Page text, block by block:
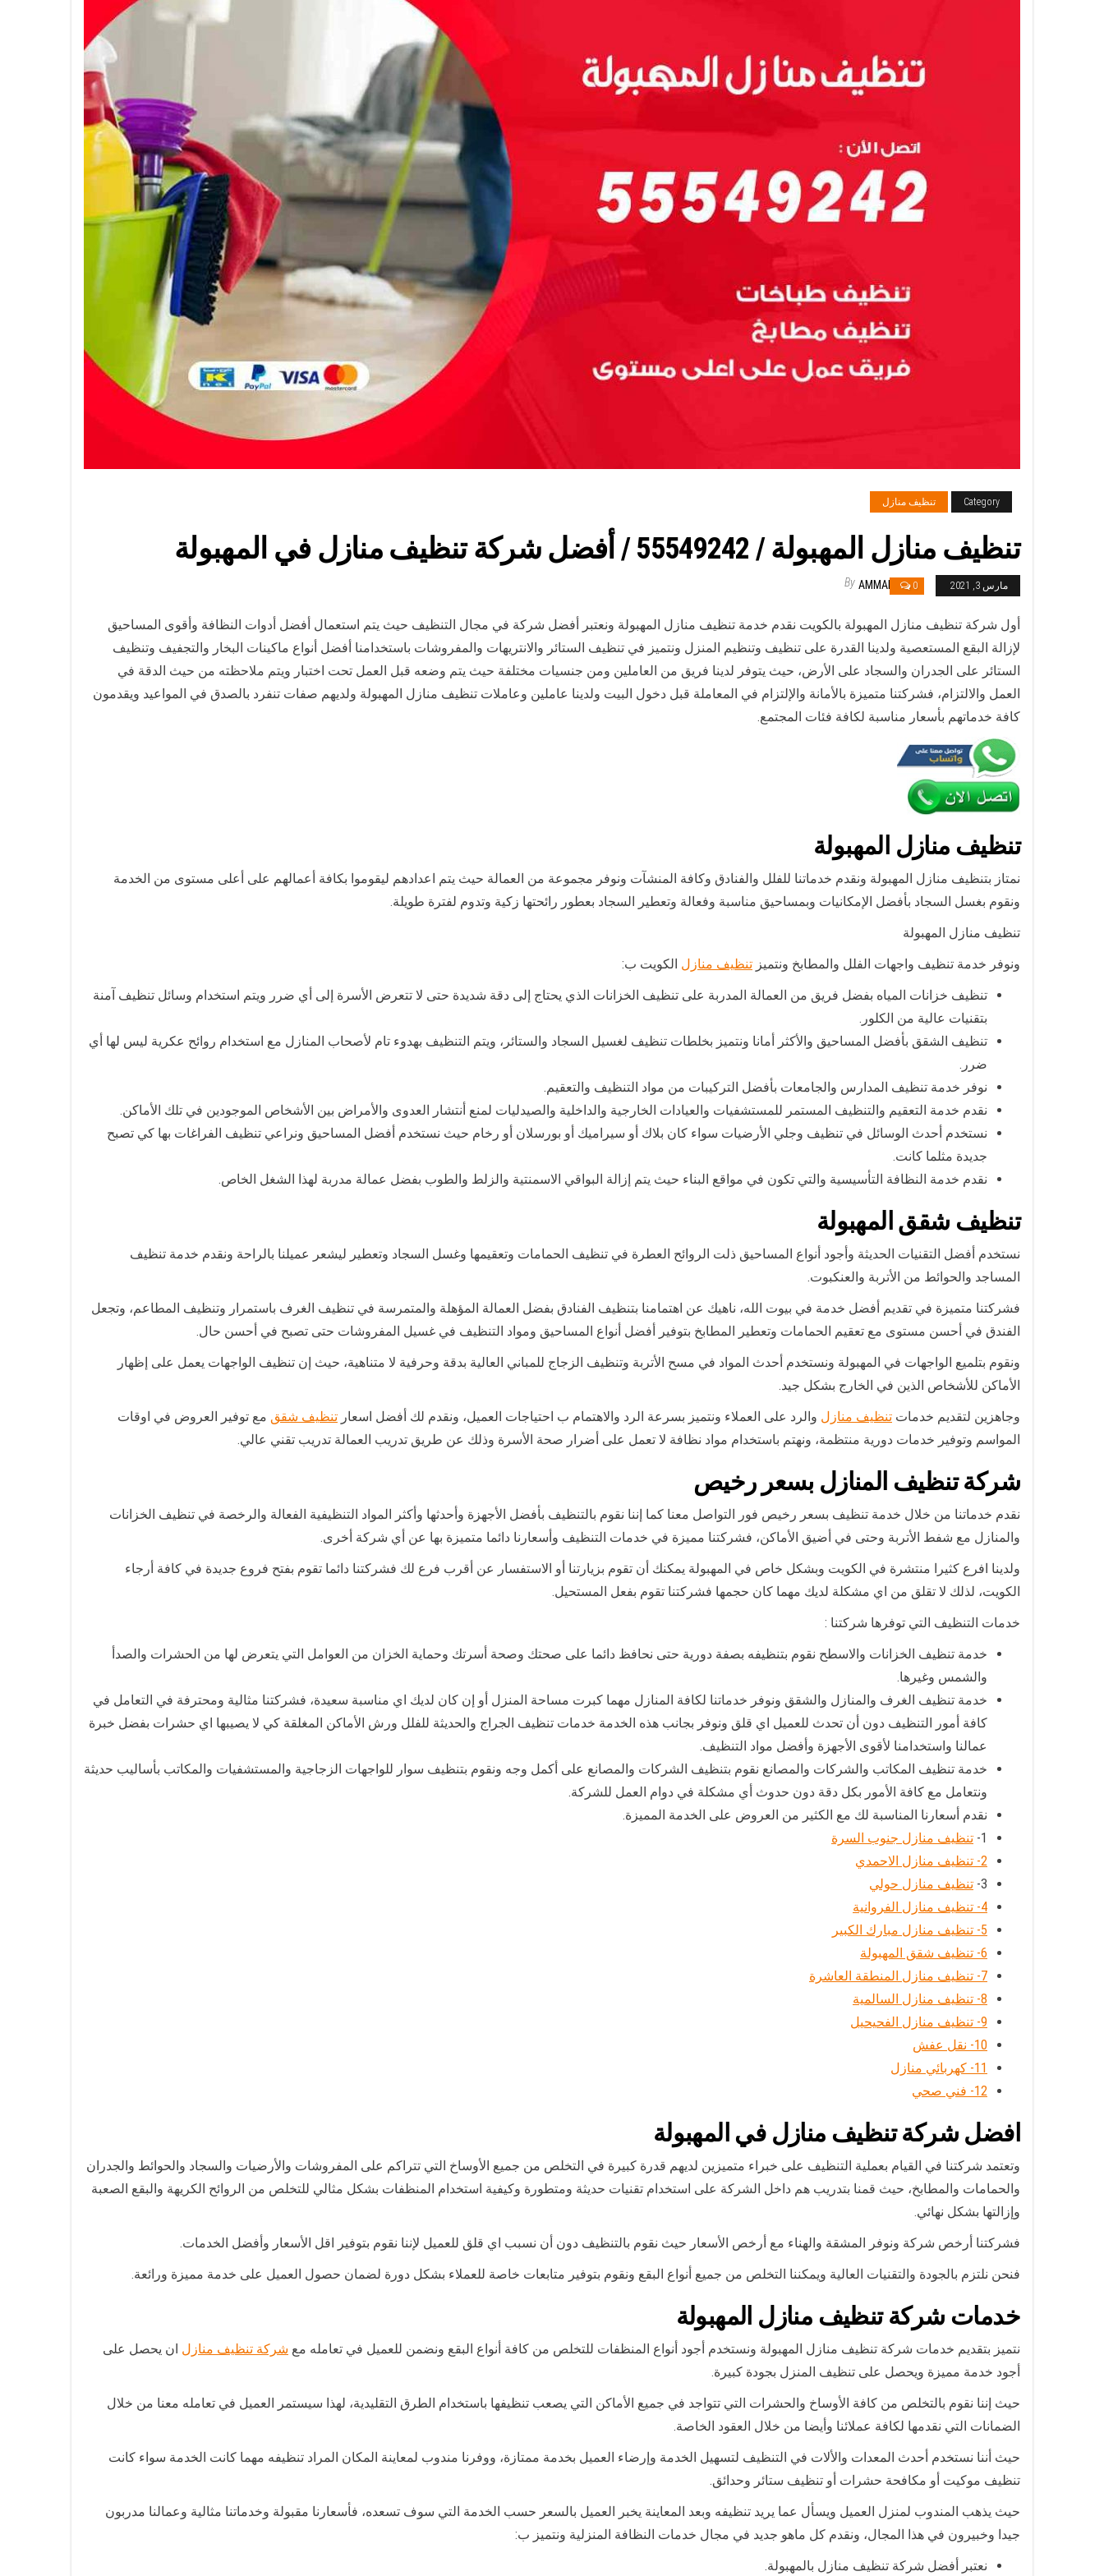
Category تنظيف منازل
تنظيف منازل المهبولة / 55549242 / أفضل شركة تنظيف منازل في المهبولة
مارس 3, 2021 0
By AMMAR
أول شركة تنظيف منازل المهبولة بالكويت نقدم خدمة تنظيف منازل المهبولة ونعتبر أفضل شركة في مجال التنظيف حيث يتم استعمال أفضل أدوات النظافة وأقوى المساحيق
لإزالة البقع المستعصية ولدينا القدرة على تنظيف وتنظيم المنزل ونتميز في تنظيف الستائر والانتريهات والمفروشات باستخدامنا أفضل أنواع ماكينات البخار والتجفيف وتنظيف
الستائر على الجدران والسجاد على الأرض، حيث يتوفر لدينا فريق من العاملين ومن جنسيات مختلفة حيث يتم وضعه قبل العمل تحت اختبار ويتم ملاحظته من حيث الدقة في
العمل والالتزام، فشركتنا متميزة بالأمانة والإلتزام في المعاملة قبل دخول البيت ولدينا عاملين وعاملات تنظيف منازل المهبولة ولديهم صفات تنفرد بالصدق في المواعيد ويقدمون
كافة خدماتهم بأسعار مناسبة لكافة فئات المجتمع.
تنظيف منازل المهبولة
نمتاز بتنظيف منازل المهبولة ونقدم خدماتنا للفلل والفنادق وكافة المنشآت ونوفر مجموعة من العمالة حيث يتم اعدادهم ليقوموا بكافة أعمالهم على أعلى مستوى من الخدمة
ونقوم بغسل السجاد بأفضل الإمكانيات وبمساحيق مناسبة وفعالة وتعطير السجاد بعطور رائحتها زكية وتدوم لفترة طويلة.
تنظيف منازل المهبولة
ونوفر خدمة تنظيف واجهات الفلل والمطابخ ونتميز تنظيف منازل الكويت ب:
تنظيف خزانات المياه بفضل فريق من العمالة المدربة على تنظيف الخزانات الذي يحتاج إلى دقة شديدة حتى لا تتعرض الأسرة إلى أي ضرر ويتم استخدام وسائل تنظيف آمنة
بتقنيات عالية من الكلور.
تنظيف الشقق بأفضل المساحيق والأكثر أمانا ونتميز بخلطات تنظيف لغسيل السجاد والستائر، ويتم التنظيف بهدوء تام لأصحاب المنازل مع استخدام روائح عكرية ليس لها أي
ضرر.
نوفر خدمة تنظيف المدارس والجامعات بأفضل التركيبات من مواد التنظيف والتعقيم.
نقدم خدمة التعقيم والتنظيف المستمر للمستشفيات والعيادات الخارجية والداخلية والصيدليات لمنع أنتشار العدوى والأمراض بين الأشخاص الموجودين في تلك الأماكن.
نستخدم أحدث الوسائل في تنظيف وجلي الأرضيات سواء كان بلاك أو سيراميك أو بورسلان أو رخام حيث نستخدم أفضل المساحيق ونراعي تنظيف الفراغات بها كي تصبح
جديدة مثلما كانت.
نقدم خدمة النظافة التأسيسية والتي تكون في مواقع البناء حيث يتم إزالة البواقي الاسمنتية والزلط والطوب بفضل عمالة مدربة لهذا الشغل الخاص.
تنظيف شقق المهبولة
نستخدم أفضل التقنيات الحديثة وأجود أنواع المساحيق ذلت الروائح العطرة في تنظيف الحمامات وتعقيمها وغسل السجاد وتعطير ليشعر عميلنا بالراحة ونقدم خدمة تنظيف
المساجد والحوائط من الأتربة والعنكبوت.
فشركتنا متميزة في تقديم أفضل خدمة في بيوت الله، ناهيك عن اهتمامنا بتنظيف الفنادق بفضل العمالة المؤهلة والمتمرسة في تنظيف الغرف باستمرار وتنظيف المطاعم، وتجعل
الفندق في أحسن مستوى مع تعقيم الحمامات وتعطير المطابخ بتوفير أفضل أنواع المساحيق ومواد التنظيف في غسيل المفروشات حتى تصبح في أحسن حال.
ونقوم بتلميع الواجهات في المهبولة ونستخدم أحدث المواد في مسح الأتربة وتنظيف الزجاج للمباني العالية بدقة وحرفية لا متناهية، حيث إن تنظيف الواجهات يعمل على إظهار
الأماكن للأشخاص الذين في الخارج بشكل جيد.
وجاهزين لتقديم خدمات تنظيف منازل والرد على العملاء ونتميز بسرعة الرد والاهتمام ب احتياجات العميل، ونقدم لك أفضل اسعار تنظيف شقق مع توفير العروض في اوقات
المواسم وتوفير خدمات دورية منتظمة، ونهتم باستخدام مواد نظافة لا تعمل على أضرار صحة الأسرة وذلك عن طريق تدريب العمالة تدريب تقني عالي.
شركة تنظيف المنازل بسعر رخيص
نقدم خدماتنا من خلال خدمة تنظيف بسعر رخيص فور التواصل معنا كما إننا نقوم بالتنظيف بأفضل الأجهزة وأحدثها وأكثر المواد التنظيفية الفعالة والرخصة في تنظيف الخزانات
والمنازل مع شفط الأتربة وحتى في أضيق الأماكن، فشركتنا مميزة في خدمات التنظيف وأسعارنا دائما متميزة بها عن أي شركة أخرى.
ولدينا افرع كثيرا منتشرة في الكويت وبشكل خاص في المهبولة يمكنك أن تقوم بزيارتنا أو الاستفسار عن أقرب فرع لك فشركتنا دائما تقوم بفتح فروع جديدة في كافة أرجاء
الكويت، لذلك لا تقلق من اي مشكلة لديك مهما كان حجمها فشركتنا تقوم بفعل المستحيل.
خدمات التنظيف التي توفرها شركتنا :
خدمة تنظيف الخزانات والاسطح نقوم بتنظيفه بصفة دورية حتى نحافظ دائما على صحتك وصحة أسرتك وحماية الخزان من العوامل التي يتعرض لها من الحشرات والصدأ
والشمس وغيرها.
خدمة تنظيف الغرف والمنازل والشقق ونوفر خدماتنا لكافة المنازل مهما كبرت مساحة المنزل أو إن كان لديك اي مناسبة سعيدة، فشركتنا مثالية ومحترفة في التعامل في
كافة أمور التنظيف دون أن تحدث للعميل اي قلق ونوفر بجانب هذه الخدمة خدمات تنظيف الجراج والحديثة للفلل ورش الأماكن المغلقة كي لا يصيبها اي حشرات بفضل خبرة
عمالنا واستخدامنا لأقوى الأجهزة وأفضل مواد التنظيف.
خدمة تنظيف المكاتب والشركات والمصانع نقوم بتنظيف الشركات والمصانع على أكمل وجه ونقوم بتنظيف سوار للواجهات الزجاجية والمستشفيات والمكاتب بأساليب حديثة
ونتعامل مع كافة الأمور بكل دقة دون حدوث أي مشكلة في دوام العمل للشركة.
نقدم أسعارنا المناسبة لك مع الكثير من العروض على الخدمة المميزة.
1- تنظيف منازل جنوب السرة
2- تنظيف منازل الاحمدي
3- تنظيف منازل حولي
4- تنظيف منازل الفروانية
5- تنظيف منازل مبارك الكبير
6- تنظيف شقق المهبولة
7- تنظيف منازل المنطقة العاشرة
8- تنظيف منازل السالمية
9- تنظيف منازل الفحيحيل
10- نقل عفش
11- كهربائي منازل
12- فني صحي
افضل شركة تنظيف منازل في المهبولة
وتعتمد شركتنا في القيام بعملية التنظيف على خبراء متميزين لديهم قدرة كبيرة في التخلص من جميع الأوساخ التي تتراكم على المفروشات والأرضيات والسجاد والحوائط والجدران
والحمامات والمطابخ، حيث قمنا بتدريب هم داخل الشركة على استخدام تقنيات حديثة ومتطورة وكيفية استخدام المنظفات بشكل مثالي للتخلص من الروائح الكريهة والبقع الصعبة
وإزالتها بشكل نهائي.
فشركتنا أرخص شركة ونوفر المشقة والهناء مع أرخص الأسعار حيث نقوم بالتنظيف دون أن نسبب اي قلق للعميل لإننا نقوم بتوفير اقل الأسعار وأفضل الخدمات.
فنحن نلتزم بالجودة والتقنيات العالية ويمكننا التخلص من جميع أنواع البقع ونقوم بتوفير متابعات خاصة للعملاء بشكل دورة لضمان حصول العميل على خدمة مميزة ورائعة.
خدمات شركة تنظيف منازل المهبولة
نتميز بتقديم خدمات شركة تنظيف منازل المهبولة ونستخدم أجود أنواع المنظفات للتخلص من كافة أنواع البقع ونضمن للعميل في تعامله مع شركة تنظيف منازل ان يحصل على
أجود خدمة مميزة ويحصل على تنظيف المنزل بجودة كبيرة.
حيث إننا نقوم بالتخلص من كافة الأوساخ والحشرات التي تتواجد في جميع الأماكن التي يصعب تنظيفها باستخدام الطرق التقليدية، لهذا سيستمر العميل في تعامله معنا من خلال
الضمانات التي نقدمها لكافة عملائنا وأيضا من خلال العقود الخاصة.
حيث أننا نستخدم أحدث المعدات والألات في التنظيف لتسهيل الخدمة وإرضاء العميل بخدمة ممتازة، ووفرنا مندوب لمعاينة المكان المراد تنظيفه مهما كانت الخدمة سواء كانت
تنظيف موكيت أو مكافحة حشرات أو تنظيف ستائر وحدائق.
حيث يذهب المندوب لمنزل العميل ويسأل عما يريد تنظيفه وبعد المعاينة يخبر العميل بالسعر حسب الخدمة التي سوف تسعده، فأسعارنا مقبولة وخدماتنا مثالية وعمالنا مدربون
جيدا وخبيرون في هذا المجال، ونقدم كل ماهو جديد في مجال خدمات النظافة المنزلية ونتميز ب:
نعتبر أفضل شركة تنظيف منازل بالمهبولة.